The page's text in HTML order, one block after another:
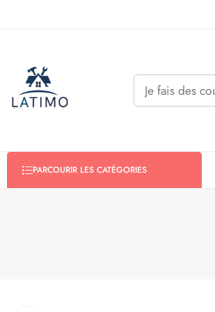
PARCOURIR LES CATÉGORIES